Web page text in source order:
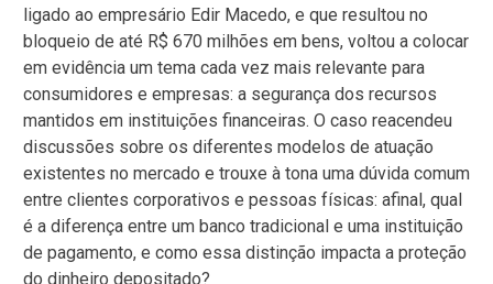
ligado ao empresário Edir Macedo, e que resultou no
bloqueio de até R$ 670 milhões em bens, voltou a colocar
em evidência um tema cada vez mais relevante para
consumidores e empresas: a segurança dos recursos
mantidos em instituições financeiras. O caso reacendeu
discussões sobre os diferentes modelos de atuação
existentes no mercado e trouxe à tona uma dúvida comum
entre clientes corporativos e pessoas físicas: afinal, qual
é a diferença entre um banco tradicional e uma instituição
de pagamento, e como essa distinção impacta a proteção
do dinheiro depositado?